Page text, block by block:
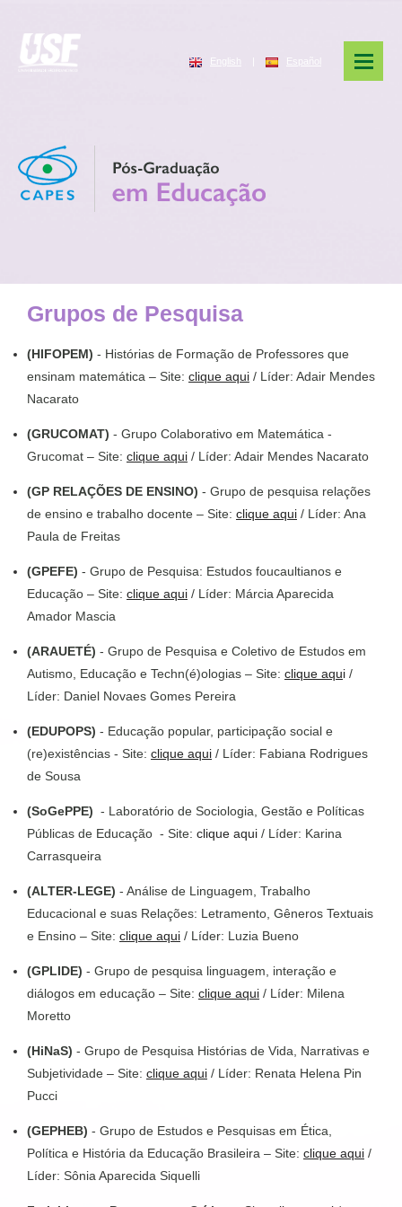
English | Español
Grupos de Pesquisa
(HIFOPEM) - Histórias de Formação de Professores que
ensinam matemática – Site: clique aqui / Líder: Adair Mendes
Nacarato
(GRUCOMAT) - Grupo Colaborativo em Matemática -
Grucomat – Site: clique aqui / Líder: Adair Mendes Nacarato
(GP RELAÇÕES DE ENSINO) - Grupo de pesquisa relações
de ensino e trabalho docente – Site: clique aqui / Líder: Ana
Paula de Freitas
(GPEFE) - Grupo de Pesquisa: Estudos foucaultianos e
Educação – Site: clique aqui / Líder: Márcia Aparecida
Amador Mascia
(ARAUETÉ) - Grupo de Pesquisa e Coletivo de Estudos em
Autismo, Educação e Techn(é)ologias – Site: clique aqui /
Líder: Daniel Novaes Gomes Pereira
(EDUPOPS) - Educação popular, participação social e
(re)existências - Site: clique aqui / Líder: Fabiana Rodrigues
de Sousa
(SoGePPE) - Laboratório de Sociologia, Gestão e Políticas
Públicas de Educação - Site: clique aqui / Líder: Karina
Carrasqueira
(ALTER-LEGE) - Análise de Linguagem, Trabalho
Educacional e suas Relações: Letramento, Gêneros Textuais
e Ensino – Site: clique aqui / Líder: Luzia Bueno
(GPLIDE) - Grupo de pesquisa linguagem, interação e
diálogos em educação – Site: clique aqui / Líder: Milena
Moretto
(HiNaS) - Grupo de Pesquisa Histórias de Vida, Narrativas e
Subjetividade – Site: clique aqui / Líder: Renata Helena Pin
Pucci
(GEPHEB) - Grupo de Estudos e Pesquisas em Ética,
Política e História da Educação Brasileira – Site: clique aqui /
Líder: Sônia Aparecida Siquelli